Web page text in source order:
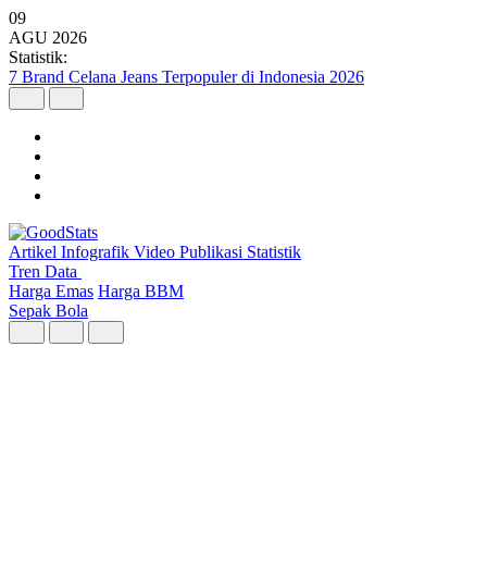
09
AGU 2026
Statistik:
Wilayah dengan Pertumbuhan Ekonomi Tertinggi Triwulan II 2026
Artikel Infografik Video Publikasi Statistik
Tren Data
Harga Emas Harga BBM
Sepak Bola